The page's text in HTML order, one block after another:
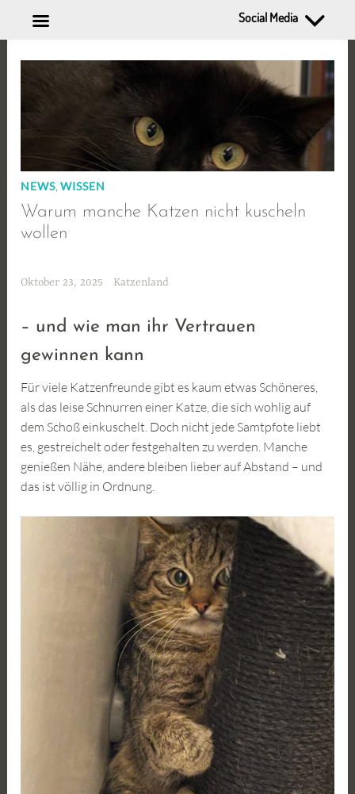
springen
NEWS,WISSEN
Warum manche Katzen nicht kuscheln
wollen
Oktober 23, 2025 Katzenland
– und wie man ihr Vertrauen
gewinnen kann
Für viele Katzenfreunde gibt es kaum etwas Schöneres,
als das leise Schnurren einer Katze, die sich wohlig auf
dem Schoß einkuschelt. Doch nicht jede Samtpfote liebt
es, gestreichelt oder festgehalten zu werden. Manche
genießen Nähe, andere bleiben lieber auf Abstand – und
das ist völlig in Ordnung.
Social Media